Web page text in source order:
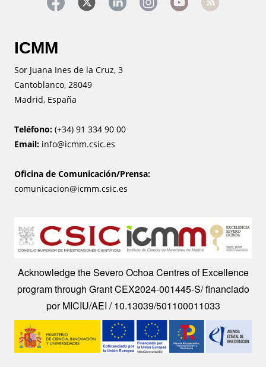
ICMM
Sor Juana Ines de la Cruz, 3
Cantoblanco, 28049
Madrid, España
Teléfono: (+34) 91 334 90 00
Email: info@icmm.csic.es
Oficina de Comunicación/Prensa:
comunicacion@icmm.csic.es
Image
Acknowledge the Severo Ochoa Centres of Excellence
program through Grant CEX2024-001445-S/ financiado
por MICIU/AEI / 10.13039/501100011033
Image